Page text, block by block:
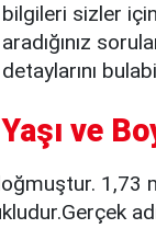
bilgileri sizler
aradığınız
detaylarını
ve
1,73